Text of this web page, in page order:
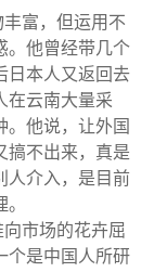
富，但运用不
。他曾经带几个
日本人又返回去
在云南大量采
。他说，让外国
搞不出来，真是
人介入，是目前
市场的花卉屈
个是中国人所研